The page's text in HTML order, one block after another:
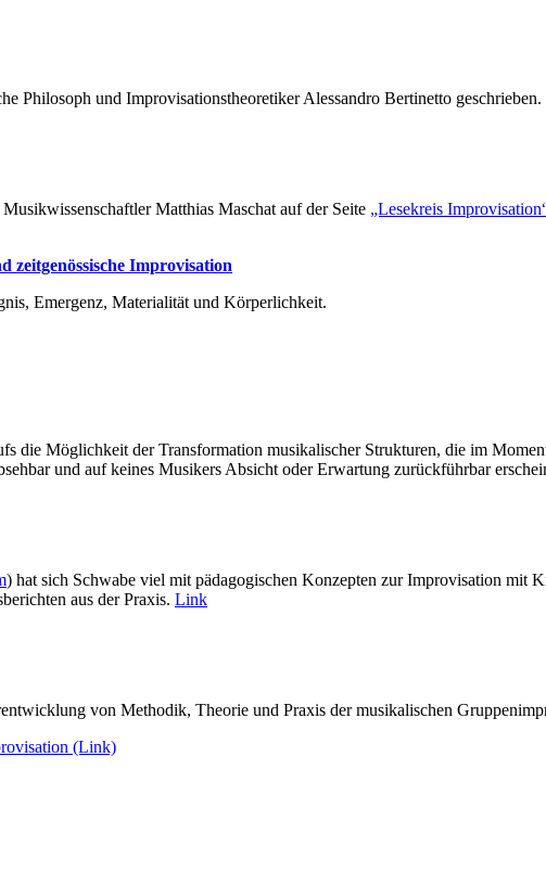
Philosoph und Improvisationstheoretiker Alessandro Bertinetto geschrieben.
Matthias Maschat auf der Seite „Lesekreis
zeitgenössische Improvisation
Emergenz, Materialität und Körperlichkeit.
die Möglichkeit der Transformation musikalischer Strukturen, die im
und auf keines Musikers Absicht oder Erwartung zurückführbar
) hat sich Schwabe viel mit pädagogischen Konzepten zur Improvisation mit
aus der Praxis. Link
von Methodik, Theorie und Praxis der musikalischen
(Link)